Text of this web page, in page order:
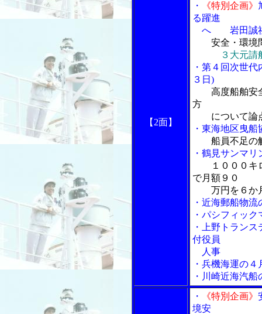
【2面】
・
《特別企画》
る躍進
へ 岩田誠社
安全・環境
３大元請
・第４回次世
３日)
高度船舶安
方
について論
・東海地区曳
船員不足の
・鶴見サンマ
１０００
で月額９０
万円を６か
・近海郵船物
・パシフィッ
・上野トラン
付役員
人事
・兵機海運の
・川崎近海汽
・ 《特別企画》
境安